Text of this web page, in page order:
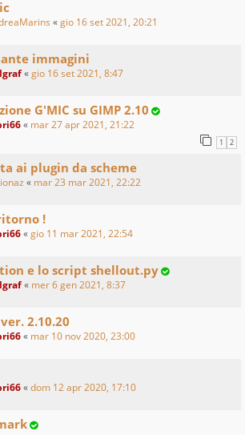
«gio 16 set 2021, 20:21
immagini
«gio 16 set 2021, 8:47
G'MIC su GIMP 2.10
« mar 27 apr 2021, 21:22
1 2
ai plugin da scheme
« mar 23 mar 2021, 22:22
!
«gio 11 mar 2021, 22:54
e lo script shellout.py
« mer 6 gen 2021, 8:37
2.10.20
« mar 10 nov 2020, 23:00
«dom 12 apr 2020, 17:10